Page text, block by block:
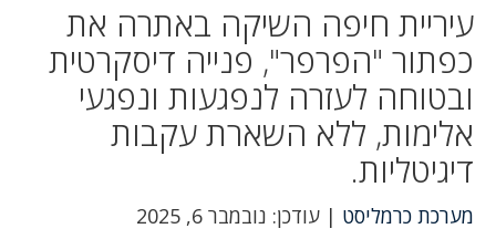
עיריית חיפה השיקה באתרה את
כפתור "הפרפר", פנייה דיסקרטית
ובטוחה לעזרה לנפגעות ונפגעי
אלימות, ללא השארת עקבות
דיגיטליות.
מערכת כרמליסט | עודכן: נובמבר 6, 2025